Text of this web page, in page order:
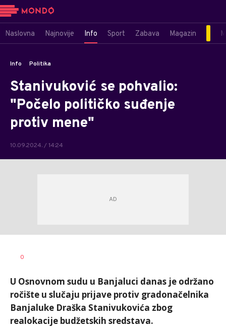
Naslovna Najnovije Info Sport Zabava Magazin
Info Politika
Stanivuković se pohvalio:
"Počelo političko suđenje
protiv mene"
10.09.2024. / 14:24
AUTOR
0
U Osnovnom sudu u Banjaluci danas je održano
ročište u slučaju prijave protiv gradonačelnika
Banjaluke Draška Stanivukovića zbog
realokacije budžetskih sredstava.